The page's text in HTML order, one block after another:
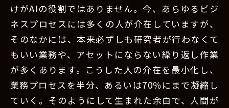
けがAIの役割ではありません。今、あらゆるビジ
ネスプロセスには多くの人が介在していますが、
そのなかには、本来必ずしも研究者が行わなくて
もいい業務や、アセットにならない繰り返し作業
が多くあります。こうした人の介在を最小化し、
業務プロセスを半分、あるいは70％にまで凝縮し
ていく。そのようにして生まれた余白で、人間が